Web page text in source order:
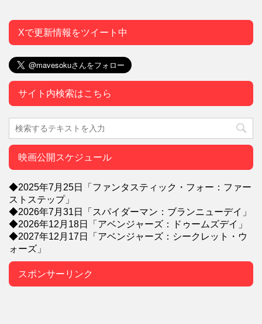
Xで更新情報をツイート中
サイト内検索はこちら
映画公開スケジュール
◆2025年7月25日「ファンタスティック・フォー：ファー
ストステップ」
◆2026年7月31日「スパイダーマン：ブランニューデイ」
◆2026年12月18日「アベンジャーズ：ドゥームズデイ」
◆2027年12月17日「アベンジャーズ：シークレット・ウ
ォーズ」
スポンサーリンク